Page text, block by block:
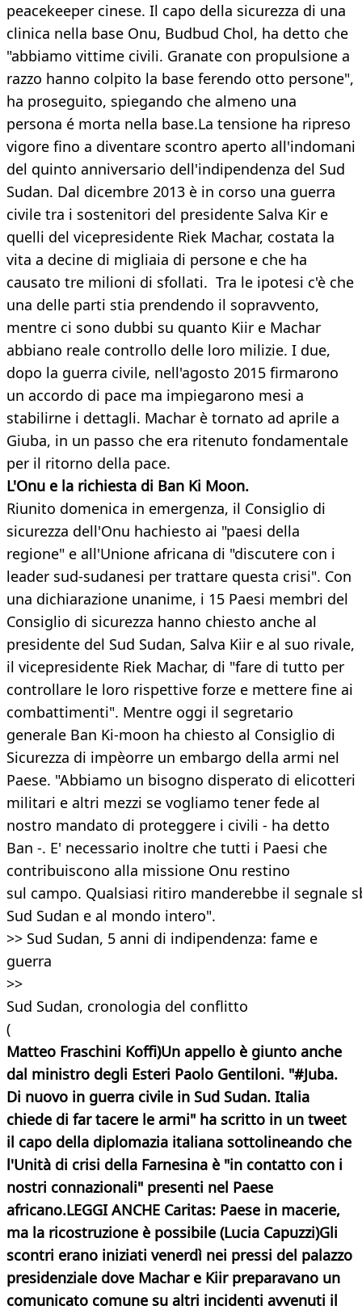
peacekeeper cinese. Il capo della sicurezza di una
clinica nella base Onu, Budbud Chol, ha detto che
"abbiamo vittime civili. Granate con propulsione a
razzo hanno colpito la base ferendo otto persone",
ha proseguito, spiegando che almeno una
persona é morta nella base.La tensione ha ripreso
vigore fino a diventare scontro aperto all'indomani
del quinto anniversario dell'indipendenza del Sud
Sudan. Dal dicembre 2013 è in corso una guerra
civile tra i sostenitori del presidente Salva Kir e
quelli del vicepresidente Riek Machar, costata la
vita a decine di migliaia di persone e che ha
causato tre milioni di sfollati. Tra le ipotesi c'è che
una delle parti stia prendendo il sopravvento,
mentre ci sono dubbi su quanto Kiir e Machar
abbiano reale controllo delle loro milizie. I due,
dopo la guerra civile, nell'agosto 2015 firmarono
un accordo di pace ma impiegarono mesi a
stabilirne i dettagli. Machar è tornato ad aprile a
Giuba, in un passo che era ritenuto fondamentale
per il ritorno della pace.
L'Onu e la richiesta di Ban Ki Moon.
Riunito domenica in emergenza, il Consiglio di
sicurezza dell'Onu hachiesto ai "paesi della
regione" e all'Unione africana di "discutere con i
leader sud-sudanesi per trattare questa crisi". Con
una dichiarazione unanime, i 15 Paesi membri del
Consiglio di sicurezza hanno chiesto anche al
presidente del Sud Sudan, Salva Kiir e al suo rivale,
il vicepresidente Riek Machar, di "fare di tutto per
controllare le loro rispettive forze e mettere fine ai
combattimenti". Mentre oggi il segretario
generale Ban Ki-moon ha chiesto al Consiglio di
Sicurezza di impèorre un embargo della armi nel
Paese. "Abbiamo un bisogno disperato di elicotteri
militari e altri mezzi se vogliamo tener fede al
nostro mandato di proteggere i civili - ha detto
Ban -. E' necessario inoltre che tutti i Paesi che
contribuiscono alla missione Onu restino
sul campo. Qualsiasi ritiro manderebbe il segnale
Sud Sudan e al mondo intero".
>> Sud Sudan, 5 anni di indipendenza: fame e
guerra
>>
Sud Sudan, cronologia del conflitto
(
Matteo Fraschini Koffi)Un appello è giunto anche
dal ministro degli Esteri Paolo Gentiloni. "#Juba.
Di nuovo in guerra civile in Sud Sudan. Italia
chiede di far tacere le armi" ha scritto in un tweet
il capo della diplomazia italiana sottolineando che
l'Unità di crisi della Farnesina è "in contatto con i
nostri connazionali" presenti nel Paese
africano.LEGGI ANCHE Caritas: Paese in macerie,
ma la ricostruzione è possibile (Lucia Capuzzi)Gli
scontri erano iniziati venerdì nei pressi del palazzo
presidenziale dove Machar e Kiir preparavano un
comunicato comune su altri incidenti avvenuti il